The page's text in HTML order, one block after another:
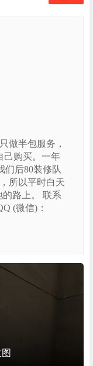
做半包服务，
己购买。一年
们后80装修队
所以平时白天
路上。 联系
(微信)：